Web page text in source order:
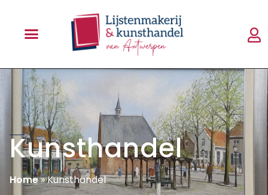
Kunsthandel
Home»Kunsthandel